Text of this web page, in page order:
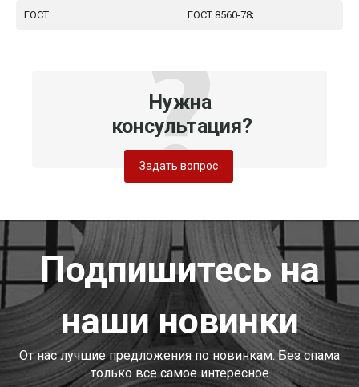
ГОСТ ГОСТ 8560-78;
Нужна
консультация?
Задать вопрос
Подпишитесь на
наши новинки
От нас лучшие предложения по новинкам. Без спама
только все самое интересное